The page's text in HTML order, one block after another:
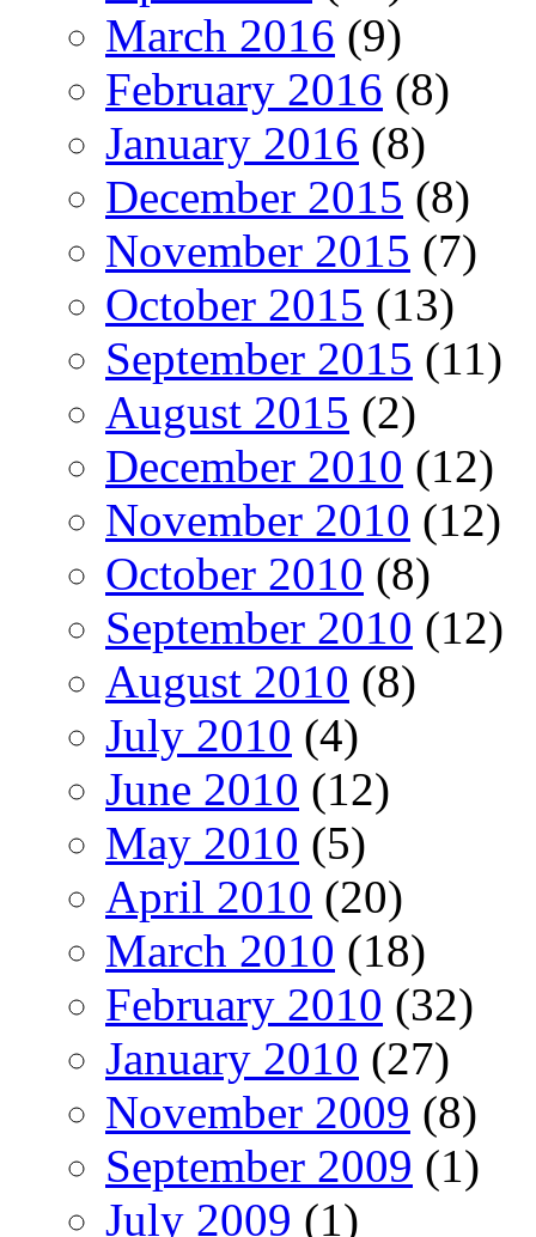
March 2016 (9)
February 2016 (8)
January 2016 (8)
December 2015 (8)
November 2015 (7)
October 2015 (13)
September 2015 (11)
August 2015 (2)
December 2010 (12)
November 2010 (12)
October 2010 (8)
September 2010 (12)
August 2010 (8)
July 2010 (4)
June 2010 (12)
May 2010 (5)
April 2010 (20)
March 2010 (18)
February 2010 (32)
January 2010 (27)
November 2009 (8)
September 2009 (1)
July 2009 (1)